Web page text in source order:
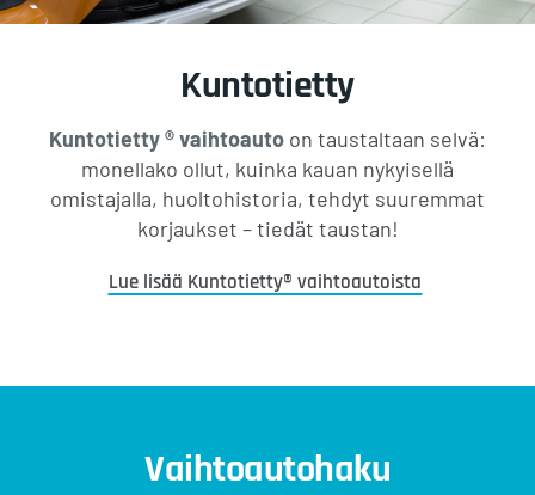
Kuntotietty
Kuntotietty ® vaihtoauto on taustaltaan selvä:
monellako ollut, kuinka kauan nykyisellä
omistajalla, huoltohistoria, tehdyt suuremmat
korjaukset – tiedät taustan!
Lue lisää Kuntotietty® vaihtoautoista
Vaihtoautohaku